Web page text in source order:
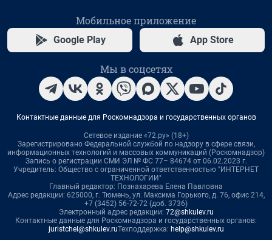
Мобильное приложение
Google Play App Store
Мы в соцсетях
Контактные данные для Роскомнадзора и государственных органов
Сетевое издание «72.ру» (18+)
Зарегистрировано Федеральной службой по надзору в сфере связи,
информационных технологий и массовых коммуникаций (Роскомнадзор)
Запись о регистрации СМИ ЭЛ № ФС 77– 84674 от 06.02.2023 г.
Учредитель: Общество с ограниченной ответственностью "ИНТЕРНЕТ
ТЕХНОЛОГИИ"
Главный редактор: Познахарева Елена Павловна
Адрес редакции: 625000, г. Тюмень, ул. Максима Горького, д. 76, офис 214,
+7 (3452) 56-72-72 (доб. 3736)
Электронный адрес редакции: 72@shkulev.ru
Контактные данные для Роскомнадзора и государственных органов:
juristchel@shkulev.ruТехподдержка: help@shkulev.ru